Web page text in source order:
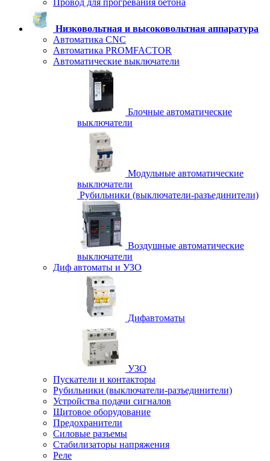
Провод для прогревания бетона
Низковольтная и высоковольтная аппаратура
Автоматика CNC
Автоматика PROMFACTOR
Автоматические выключатели
Блочные автоматические
выключатели
Модульные автоматические
выключатели
Рубильники (выключатели-разъединители)
Воздушные автоматические
выключатели
Диф автоматы и УЗО
Дифавтоматы
УЗО
Пускатели и контакторы
Рубильники (выключатели-разъединители)
Устройства подачи сигналов
Щитовое оборудование
Предохранители
Силовые разъемы
Стабилизаторы напряжения
Реле